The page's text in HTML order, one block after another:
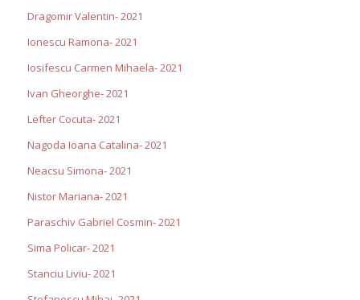
Dragomir Valentin- 2021
Ionescu Ramona- 2021
Iosifescu Carmen Mihaela- 2021
Ivan Gheorghe- 2021
Lefter Cocuta- 2021
Nagoda Ioana Catalina- 2021
Neacsu Simona- 2021
Nistor Mariana- 2021
Paraschiv Gabriel Cosmin- 2021
Sima Policar- 2021
Stanciu Liviu- 2021